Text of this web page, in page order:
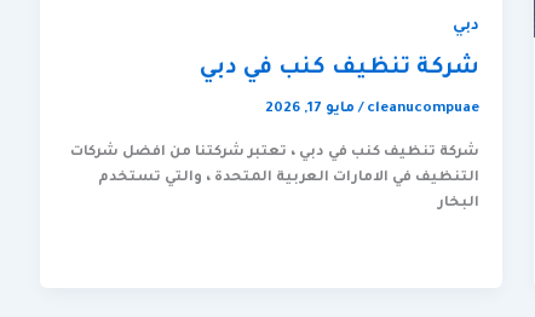
دبي
شركة تنظيف كنب في دبي
cleanucompuae
/ مايو 17, 2026
شركة تنظيف كنب في دبي ، تعتبر شركتنا من افضل شركات
التنظيف في الامارات العربية المتحدة ، والتي تستخدم
البخار